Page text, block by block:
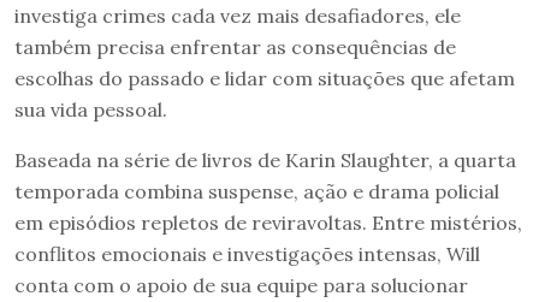
investiga crimes cada vez mais desafiadores, ele
também precisa enfrentar as consequências de
escolhas do passado e lidar com situações que afetam
sua vida pessoal.
Baseada na série de livros de Karin Slaughter, a quarta
temporada combina suspense, ação e drama policial
em episódios repletos de reviravoltas. Entre mistérios,
conflitos emocionais e investigações intensas, Will
conta com o apoio de sua equipe para solucionar